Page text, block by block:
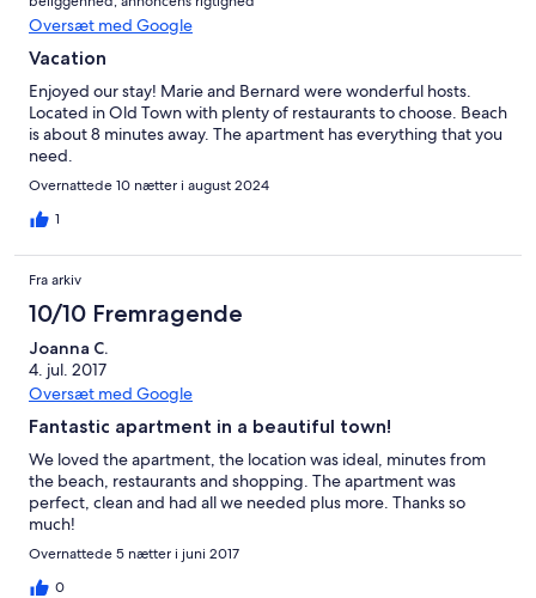
Oversæt med Google
Vacation
Enjoyed our stay! Marie and Bernard were wonderful hosts.
Located in Old Town with plenty of restaurants to choose. Beach
is about 8 minutes away. The apartment has everything that you
need.
Overnattede 10 nætter i august 2024
1
Fra arkiv
10/10 Fremragende
Joanna C.
4. jul. 2017
Oversæt med Google
Fantastic apartment in a beautiful town!
We loved the apartment, the location was ideal, minutes from
the beach, restaurants and shopping. The apartment was
perfect, clean and had all we needed plus more. Thanks so
much!
Overnattede 5 nætter i juni 2017
0